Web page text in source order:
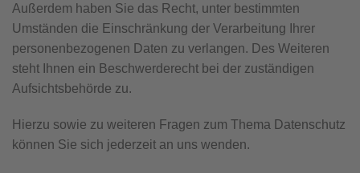
Außerdem haben Sie das Recht, unter bestimmten
Umständen die Einschränkung der Verarbeitung Ihrer
personenbezogenen Daten zu verlangen. Des Weiteren
steht Ihnen ein Beschwerderecht bei der zuständigen
Aufsichtsbehörde zu.
Hierzu sowie zu weiteren Fragen zum Thema Datenschutz
können Sie sich jederzeit an uns wenden.